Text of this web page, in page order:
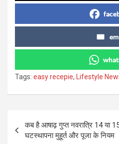
Tags: easy recepie, Lifestyle
navigation
कब है आषाढ़ गुप्त नवरात्रि 14 या
घटस्थापना मुहूर्त और पूजा के नियम